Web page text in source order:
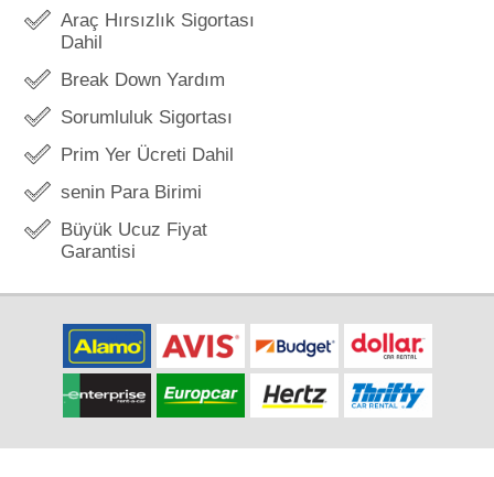
Araç Hırsızlık Sigortası
Dahil
Break Down Yardım
Sorumluluk Sigortası
Prim Yer Ücreti Dahil
senin Para Birimi
Büyük Ucuz Fiyat
Garantisi